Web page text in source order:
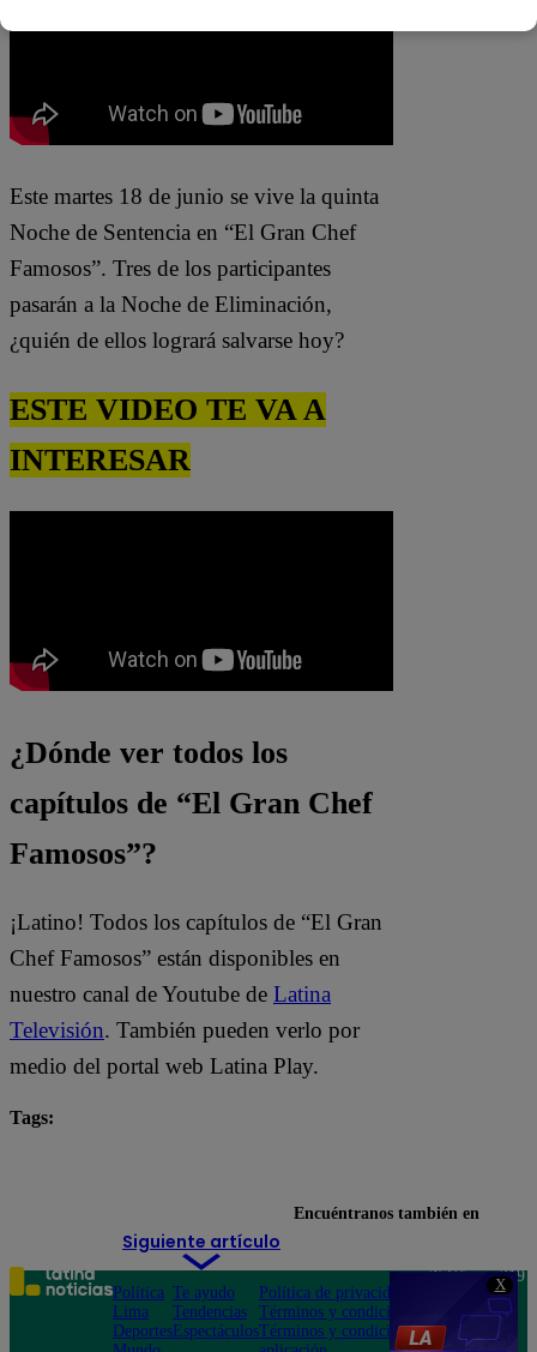
X
Este martes 18 de junio se vive la quinta
Noche de Sentencia en “El Gran Chef
Famosos”. Tres de los participantes
pasarán a la Noche de Eliminación,
¿quién de ellos logrará salvarse hoy?
ESTE VIDEO TE VA A
INTERESAR
¿Dónde ver todos los
capítulos de “El Gran Chef
Famosos”?
¡Latino! Todos los capítulos de “El Gran
Chef Famosos” están disponibles en
nuestro canal de Youtube de Latina
Televisión. También pueden verlo por
medio del portal web Latina Play.
Tags:
Siguiente artículo
Encuéntranos también en
Política
Lima
Deportes
Te ayudo
Tendencias
Espectáculos
Política de privacidad
Términos y condiciones
Términos y condiciones
Teléfono: 219
Av. San
Felipe 968